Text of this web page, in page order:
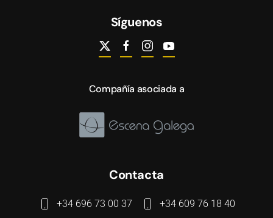
Síguenos
Compañía asociada a
Contacta
+34 696 73 00 37
+34 609 76 18 40